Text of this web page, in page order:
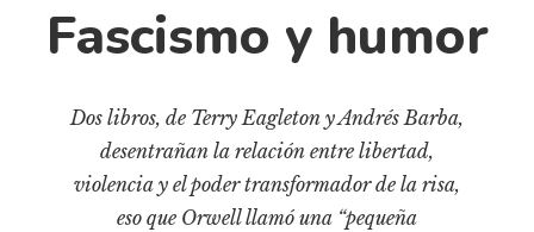
Cultura
Fragmentos
Gran reserva
Fascismo y humor
Dos libros, de Terry Eagleton y Andrés Barba,
desentrañan la relación entre libertad,
violencia y el poder transformador de la risa,
eso que Orwell llamó una “pequeña